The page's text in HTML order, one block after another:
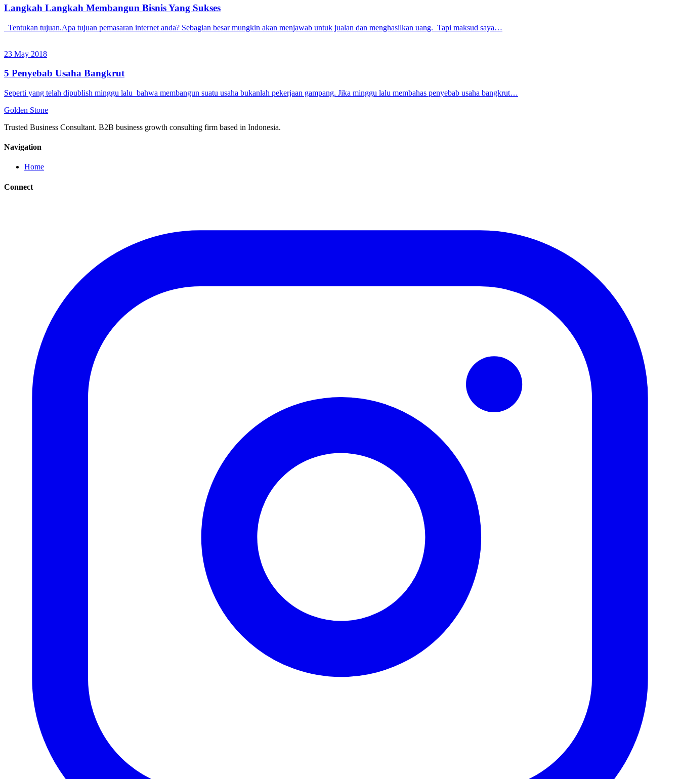
Langkah Langkah Membangun Bisnis Yang Sukses
Tentukan tujuan.Apa tujuan pemasaran internet anda? Sebagian besar mungkin akan menjawab untuk jualan dan menghasilkan uang. Tapi maksud saya…
23 May 2018
5 Penyebab Usaha Bangkrut
Seperti yang telah dipublish minggu lalu bahwa membangun suatu usaha bukanlah pekerjaan gampang. Jika minggu lalu membahas penyebab usaha bangkrut…
Golden Stone
Trusted Business Consultant. B2B business growth consulting firm based in Indonesia.
Navigation
Home
Connect